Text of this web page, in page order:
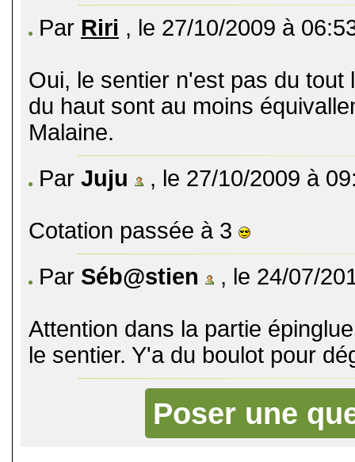
Par Riri , le 27/10/2009 à
Oui, le sentier n'est pas du
du haut sont au moins
Malaine.
Par Juju , le 27/10/2009 à
Cotation passée à 3
Par Séb@stien , le 24/07/
Attention dans la partie
le sentier. Y'a du boulot pour
Poser une